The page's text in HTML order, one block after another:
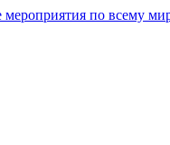
по всему